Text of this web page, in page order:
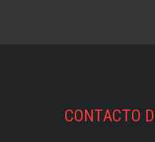
CONTACTO